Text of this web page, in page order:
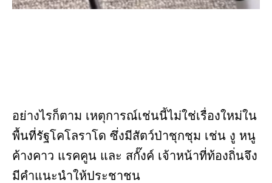
อย่างไรก็ตาม เหตุการณ์เช่นนี้ไม่ใช่เรื่องใหม่ใน
พื้นที่รัฐโคโลราโด ซึ่งมีสัตว์ป่าชุกชุม เช่น งู หนู
ค้างคาว แรคคูน และ สกั๊งค์ เจ้าหน้าที่ท้องถิ่นจึง
มีคำแนะนำให้ประชาชน